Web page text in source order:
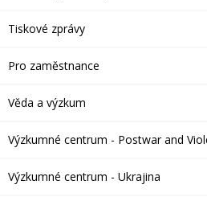
Tiskové zprávy
Pro zaměstnance
Věda a výzkum
Výzkumné centrum - Postwar and
Výzkumné centrum - Ukrajina